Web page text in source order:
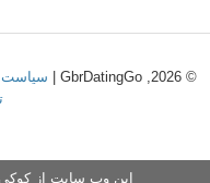
© 2026, GbrDatingGo |
این وب سایت از کوکی